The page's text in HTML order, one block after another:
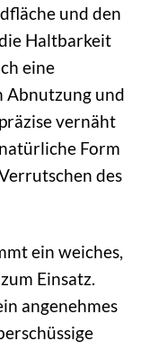
und den
Haltbarkeit
eine
Abnutzung und
vernäht
Form
des
ein weiches,
Einsatz.
angenehmes